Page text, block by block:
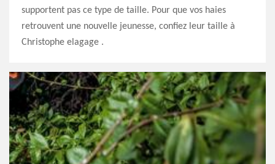
supportent pas ce type de taille. Pour que vos haies
retrouvent une nouvelle jeunesse, confiez leur taille à
Christophe elagage .